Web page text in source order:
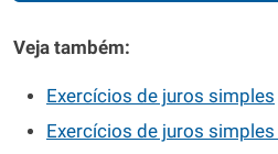
Veja também:
Exercícios de juros simples
Exercícios de juros